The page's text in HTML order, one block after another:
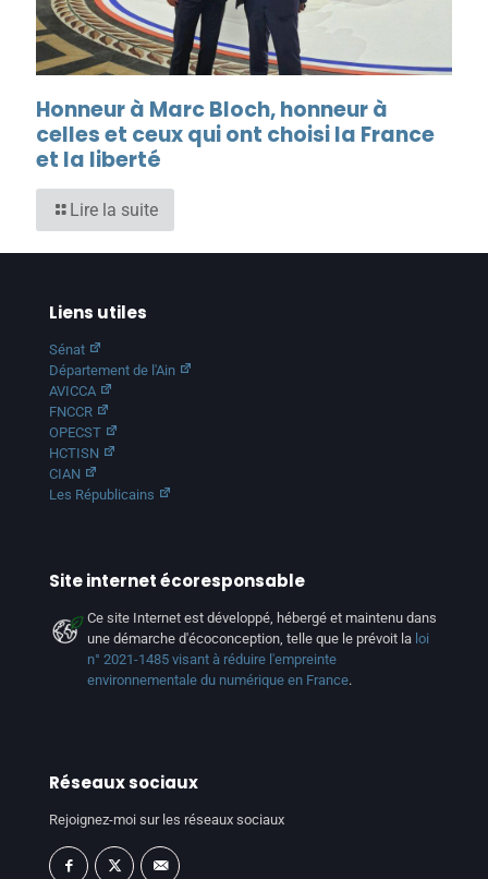
Honneur à Marc Bloch, honneur à
celles et ceux qui ont choisi la France
et la liberté
Lire la suite
Liens utiles
Sénat
Département de l'Ain
AVICCA
FNCCR
OPECST
HCTISN
CIAN
Les Républicains
Site internet écoresponsable
Ce site Internet est développé, hébergé et maintenu dans
une démarche d'écoconception, telle que le prévoit la loi
n° 2021-1485 visant à réduire l'empreinte
environnementale du numérique en France.
Réseaux sociaux
Rejoignez-moi sur les réseaux sociaux